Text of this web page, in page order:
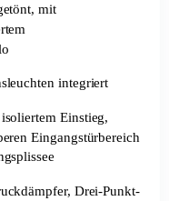
mit
integriert
Einstieg,
Eingangstürbereich
Drei-Punkt-